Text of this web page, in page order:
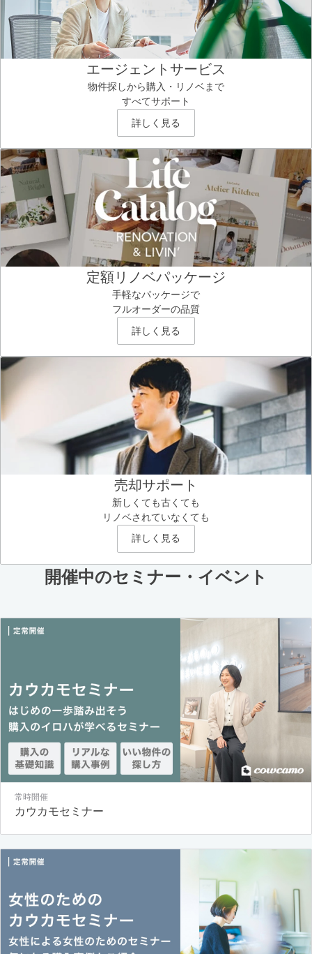
エージェントサービス
物件探しから購入・リノベまで
すべてサポート
詳しく見る
定額リノベパッケージ
手軽なパッケージで
フルオーダーの品質
詳しく見る
売却サポート
新しくても古くても
リノベされていなくても
詳しく見る
開催中のセミナー・イベント
常時開催
カウカモセミナー